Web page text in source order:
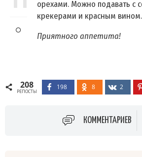
орехами. Можно подавать с
крекерами и красным вином.
Приятного аппетита!
208
РЕПОСТЫ
198 8 2
КОММЕНТАРИЕВ